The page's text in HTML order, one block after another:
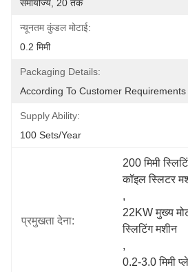
समायोज्य, 20 तक
न्यूनतम कुंडल मोटाई:
0.2 मिमी
Packaging Details:
According To Customer Requirements
Supply Ability:
100 Sets/year
प्रमुखता देना:
200 मिमी
कॉइल स्लिटर
,
22KW मुख्य
स्लिटिंग मशीन
,
0.2-3.0 मिमी